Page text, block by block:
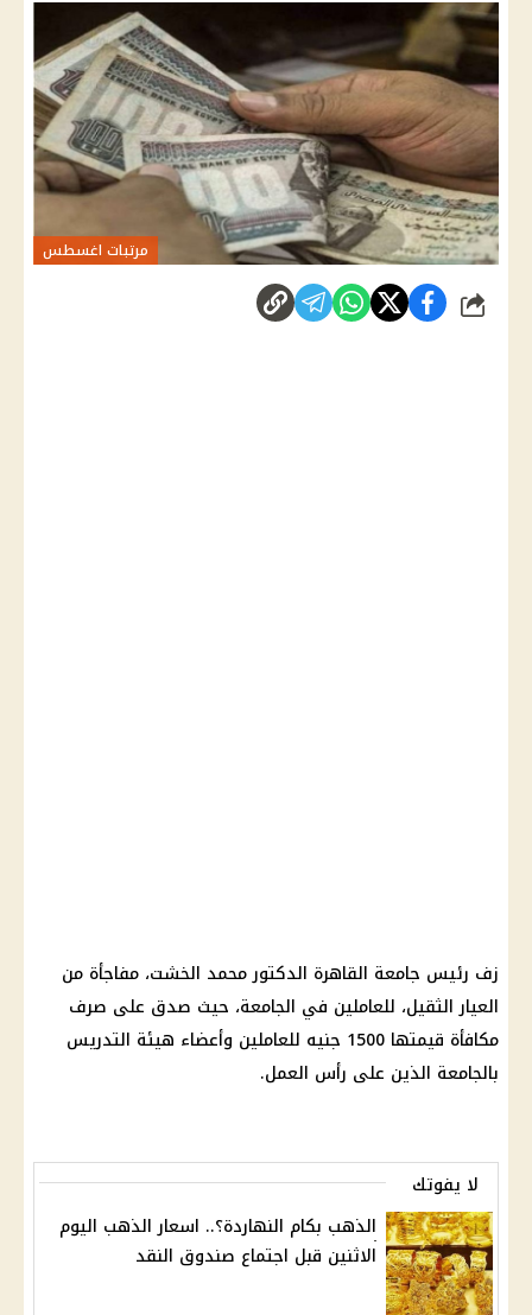
مرتبات اغسطس
شارك
زف رئيس جامعة القاهرة الدكتور محمد الخشت، مفاجأة من
العيار الثقيل، للعاملين في الجامعة، حيث صدق على صرف
مكافأة قيمتها 1500 جنيه للعاملين وأعضاء هيئة التدريس
بالجامعة الذين على رأس العمل.
لا يفوتك
الذهب بكام النهاردة؟.. اسعار الذهب اليوم
الاثنين قبل اجتماع صندوق النقد